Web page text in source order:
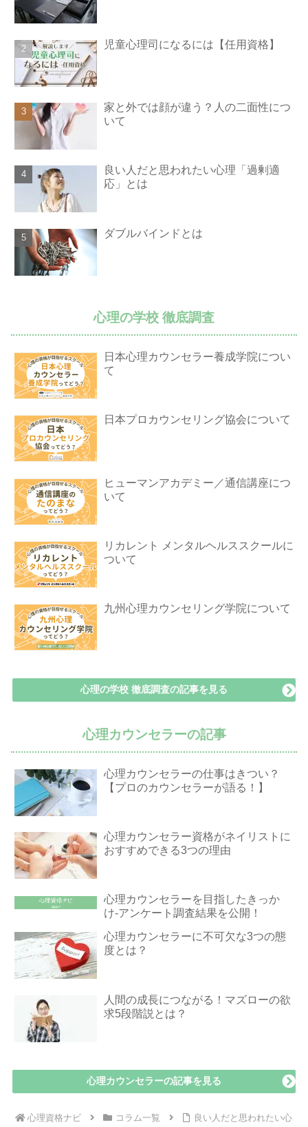
児童心理司になるには【任用資格】
家と外では顔が違う？人の二面性につ
いて
良い人だと思われたい心理「過剰適
応」とは
ダブルバインドとは
心理の学校 徹底調査
日本心理カウンセラー養成学院につい
て
日本プロカウンセリング協会について
ヒューマンアカデミー／通信講座につ
いて
リカレント メンタルヘルススクールに
ついて
九州心理カウンセリング学院について
心理の学校 徹底調査の記事を見る
心理カウンセラーの記事
心理カウンセラーの仕事はきつい？
【プロのカウンセラーが語る！】
心理カウンセラー資格がネイリストに
おすすめできる3つの理由
心理カウンセラーを目指したきっか
け-アンケート調査結果を公開！
心理カウンセラーに不可欠な3つの態
度とは？
人間の成長につながる！マズローの欲
求5段階説とは？
心理カウンセラーの記事を見る
心理資格ナビ コラム一覧 良い人だと思われたい心